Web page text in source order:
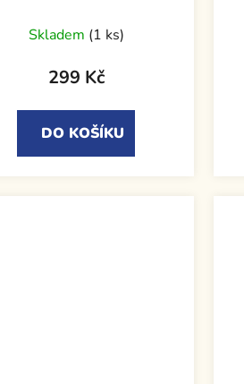
Skladem (1 ks)
299 Kč
DO KOŠÍKU